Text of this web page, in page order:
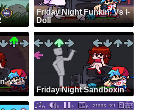
Friday Night Funkin' Vs I-
Doll
vs
Friday Night Sandboxin'